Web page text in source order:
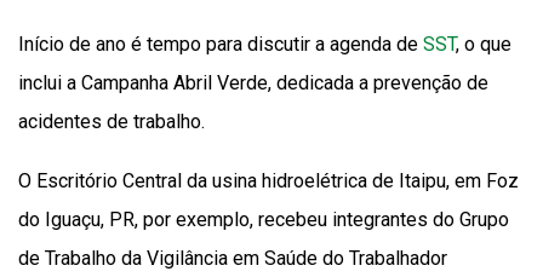
Início de ano é tempo para discutir a agenda de SST, o que
inclui a Campanha Abril Verde, dedicada a prevenção de
acidentes de trabalho.
O Escritório Central da usina hidroelétrica de Itaipu, em Foz
do Iguaçu, PR, por exemplo, recebeu integrantes do Grupo
de Trabalho da Vigilância em Saúde do Trabalhador